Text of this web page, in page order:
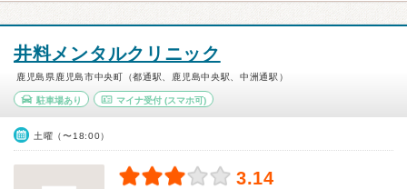
井料メンタルクリニック
鹿児島県鹿児島市中央町（都通駅、鹿児島中央駅、中洲通駅）
駐車場あり マイナ受付(スマホ可)
土曜（〜18:00）
3.14